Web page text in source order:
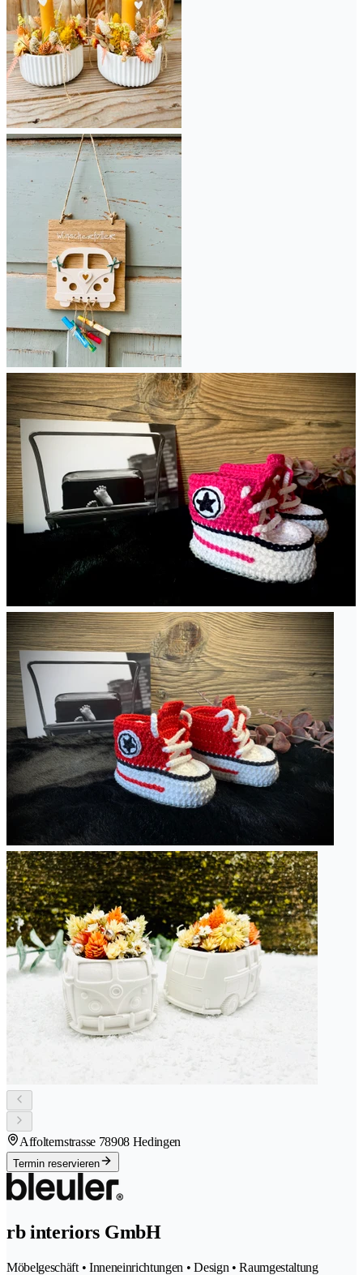
Affolternstrasse 78908 Hedingen
Termin reservieren
rb interiors GmbH
Möbelgeschäft • Inneneinrichtungen • Design • Raumgestaltung